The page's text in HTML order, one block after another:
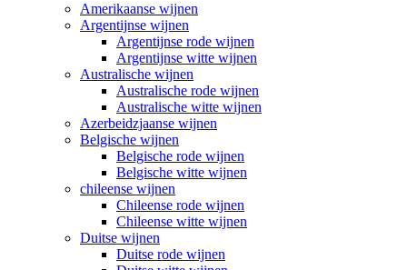
Amerikaanse wijnen
Argentijnse wijnen
Argentijnse rode wijnen
Argentijnse witte wijnen
Australische wijnen
Australische rode wijnen
Australische witte wijnen
Azerbeidzjaanse wijnen
Belgische wijnen
Belgische rode wijnen
Belgische witte wijnen
chileense wijnen
Chileense rode wijnen
Chileense witte wijnen
Duitse wijnen
Duitse rode wijnen